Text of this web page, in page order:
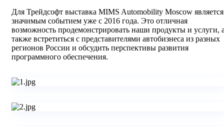
Для Трейдсофт выставка MIMS Automobility Moscow является
значимым событием уже с 2016 года. Это отличная
возможность продемонстрировать наши продукты и услуги,
также встретиться с представителями автобизнеса из разных
регионов России и обсудить перспективы развития
программного обеспечения.